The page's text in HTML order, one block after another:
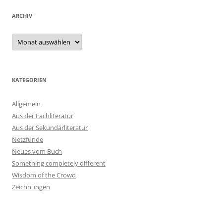
ARCHIV
Archiv
KATEGORIEN
Allgemein
Aus der Fachliteratur
Aus der Sekundärliteratur
Netzfunde
Neues vom Buch
Something completely different
Wisdom of the Crowd
Zeichnungen